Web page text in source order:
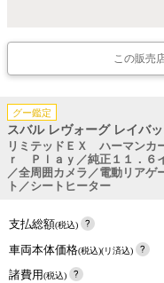
この販売
グー鑑定
スバル レヴォーグ レイバッ
リミテッドＥＸ ハーマンカ
ｒ Ｐｌａｙ／純正１１．６
／全周囲カメラ／電動リアゲ
ト／シートヒーター
支払総額(税込)
車両本体価格(税込)(リ済込)
諸費用(税込)